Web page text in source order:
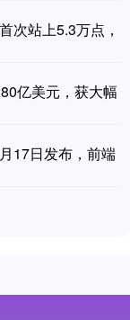
次站上5.3万点，
亿美元，获大幅
17日发布，前端